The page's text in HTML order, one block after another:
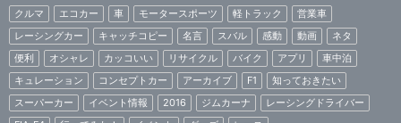
クルマ エコカー 車 モータースポーツ 軽トラック
営業車
レーシングカー
キャッチコピー 名言 スバル 感動 動画
ネタ
便利
オシャレ カッコいい リサイクル バイク アプリ
車中泊
キュレーション
コンセプトカー アーカイブ F1
知っておきたい
スーパーカー
イベント情報 2016 ジムカーナ
レーシングドライバー